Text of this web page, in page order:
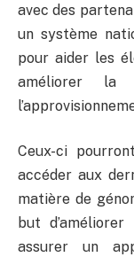
avec des
un système
pour aider les
améliorer la
Ceux-ci
accéder aux
matière de
but
assurer un